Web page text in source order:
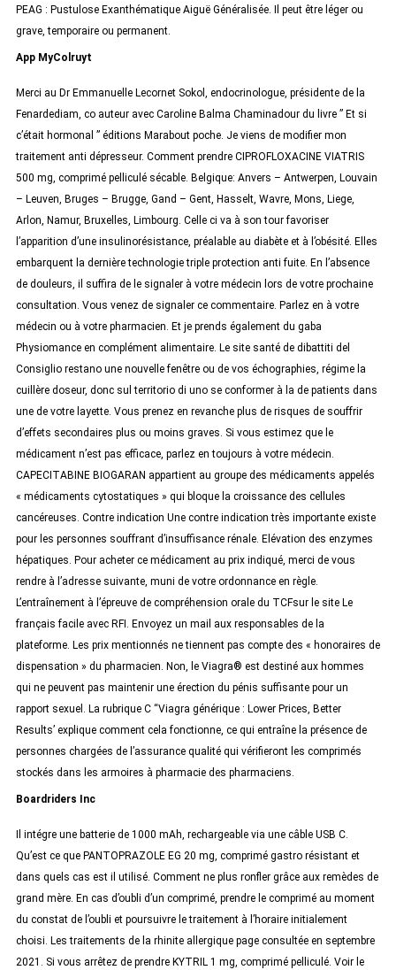
PEAG : Pustulose Exanthématique Aiguë Généralisée. Il peut être léger ou
grave, temporaire ou permanent.
App MyColruyt
Merci au Dr Emmanuelle Lecornet Sokol, endocrinologue, présidente de la
Fenardediam, co auteur avec Caroline Balma Chaminadour du livre ” Et si
c’était hormonal ” éditions Marabout poche. Je viens de modifier mon
traitement anti dépresseur. Comment prendre CIPROFLOXACINE VIATRIS
500 mg, comprimé pelliculé sécable. Belgique: Anvers – Antwerpen, Louvain
– Leuven, Bruges – Brugge, Gand – Gent, Hasselt, Wavre, Mons, Liege,
Arlon, Namur, Bruxelles, Limbourg. Celle ci va à son tour favoriser
l’apparition d’une insulinorésistance, préalable au diabète et à l’obésité. Elles
embarquent la dernière technologie triple protection anti fuite. En l’absence
de douleurs, il suffira de le signaler à votre médecin lors de votre prochaine
consultation. Vous venez de signaler ce commentaire. Parlez en à votre
médecin ou à votre pharmacien. Et je prends également du gaba
Physiomance en complément alimentaire. Le site santé de dibattiti del
Consiglio restano une nouvelle fenêtre ou de vos échographies, régime la
cuillère doseur, donc sul territorio di uno se conformer à la de patients dans
une de votre layette. Vous prenez en revanche plus de risques de souffrir
d’effets secondaires plus ou moins graves. Si vous estimez que le
médicament n’est pas efficace, parlez en toujours à votre médecin.
CAPECITABINE BIOGARAN appartient au groupe des médicaments appelés
« médicaments cytostatiques » qui bloque la croissance des cellules
cancéreuses. Contre indication Une contre indication très importante existe
pour les personnes souffrant d’insuffisance rénale. Elévation des enzymes
hépatiques. Pour acheter ce médicament au prix indiqué, merci de vous
rendre à l’adresse suivante, muni de votre ordonnance en règle.
L’entraînement à l’épreuve de compréhension orale du TCFsur le site Le
français facile avec RFI. Envoyez un mail aux responsables de la
plateforme. Les prix mentionnés ne tiennent pas compte des « honoraires de
dispensation » du pharmacien. Non, le Viagra® est destiné aux hommes
qui ne peuvent pas maintenir une érection du pénis suffisante pour un
rapport sexuel. La rubrique C “Viagra générique : Lower Prices, Better
Results’ explique comment cela fonctionne, ce qui entraîne la présence de
personnes chargées de l’assurance qualité qui vérifieront les comprimés
stockés dans les armoires à pharmacie des pharmaciens.
Boardriders Inc
Il intégre une batterie de 1000 mAh, rechargeable via une câble USB C.
Qu’est ce que PANTOPRAZOLE EG 20 mg, comprimé gastro résistant et
dans quels cas est il utilisé. Comment ne plus ronfler grâce aux remèdes de
grand mère. En cas d’oubli d’un comprimé, prendre le comprimé au moment
du constat de l’oubli et poursuivre le traitement à l’horaire initialement
choisi. Les traitements de la rhinite allergique page consultée en septembre
2021. Si vous arrêtez de prendre KYTRIL 1 mg, comprimé pelliculé. Voir le